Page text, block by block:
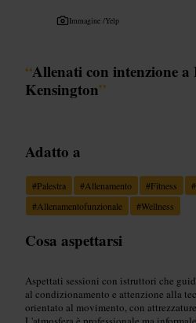
Immagine /Yelp
“Allenati con intenzione a
Kensington”
Adatto a
#Palestra #Allenamento #Fitness #
#Allenamentofunzionale #Wellness
Cosa aspettarsi
Aspettati sessioni con istruttori che
al condizionamento e attenzione alla
orientato al movimento, con